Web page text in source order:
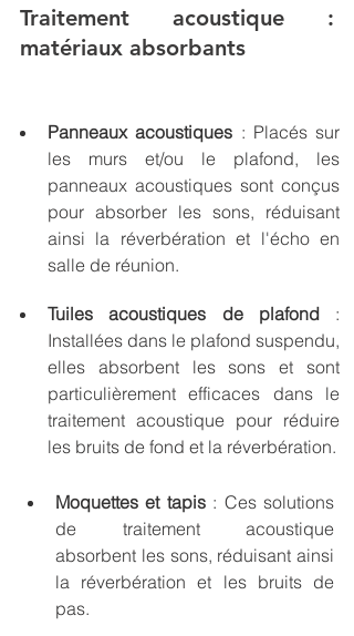
Traitement acoustique :
matériaux absorbants
Panneaux acoustiques : Placés sur
les murs et/ou le plafond, les
panneaux acoustiques sont conçus
pour absorber les sons, réduisant
ainsi la réverbération et l'écho en
salle de réunion.
Tuiles acoustiques de plafond :
Installées dans le plafond suspendu,
elles absorbent les sons et sont
particulièrement efficaces dans le
traitement acoustique pour réduire
les bruits de fond et la réverbération.
Moquettes et tapis : Ces solutions
de traitement acoustique
absorbent les sons, réduisant ainsi
la réverbération et les bruits de
pas.